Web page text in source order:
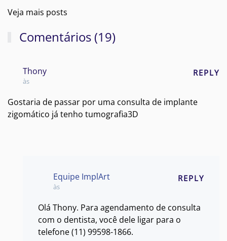
Veja mais posts
Comentários (19)
Thony
às
REPLY
Gostaria de passar por uma consulta de implante
zigomático já tenho tumografia3D
Equipe ImplArt
às
REPLY
Olá Thony. Para agendamento de consulta
com o dentista, você dele ligar para o
telefone (11) 99598-1866.